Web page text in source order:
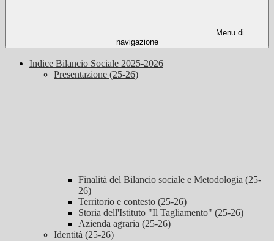
Menu di
navigazione
Indice Bilancio Sociale 2025-2026
Presentazione (25-26)
Finalità del Bilancio sociale e Metodologia (25-
26)
Territorio e contesto (25-26)
Storia dell'Istituto "Il Tagliamento" (25-26)
Azienda agraria (25-26)
Identità (25-26)